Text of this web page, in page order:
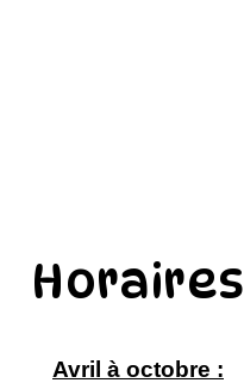
Horaires
Avril à octobre :